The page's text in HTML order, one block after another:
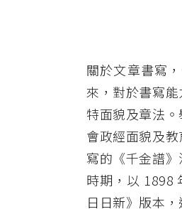
關於文章書寫
來，對於書寫
特面貌及章法
會政經面貌及
寫的《千金譜
時期，以 1898
日日新》版本